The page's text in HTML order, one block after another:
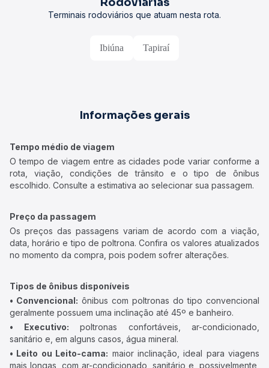
Terminais rodoviários que atuam nesta rota.
Ibiúna Tapiraí
Informações gerais
Tempo médio de viagem
O tempo de viagem entre as cidades pode variar conforme a
rota, viação, condições de trânsito e o tipo de ônibus
escolhido. Consulte a estimativa ao selecionar sua passagem.
Preço da passagem
Os preços das passagens variam de acordo com a viação,
data, horário e tipo de poltrona. Confira os valores atualizados
no momento da compra, pois podem sofrer alterações.
Tipos de ônibus disponíveis
• Convencional: ônibus com poltronas do tipo convencional
geralmente possuem uma inclinação até 45º e banheiro.
• Executivo: poltronas confortáveis, ar-condicionado,
sanitário e, em alguns casos, água mineral.
• Leito ou Leito-cama: maior inclinação, ideal para viagens
mais longas, com ar-condicionado, sanitário e, possivelmente,